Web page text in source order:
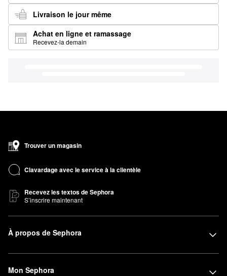
Livraison le jour même
Achat en ligne et ramassage
Recevez-la demain
Trouver un magasin
Clavardage avec le service à la clientèle
Recevez les textos de Sephora
S’inscrire maintenant
À propos de Sephora
Mon Sephora